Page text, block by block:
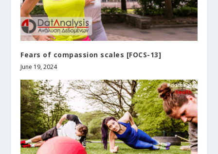
Fears of compassion scales [FOCS-13]
June 19, 2024